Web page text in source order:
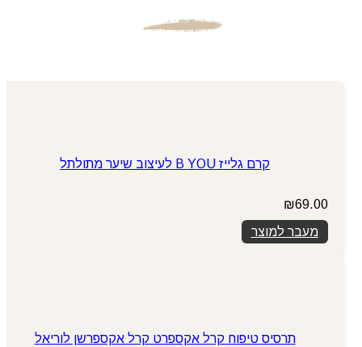
קרם גלייז B YOU לעיצוב שיער מתולתל
₪69.00
מעבר למוצר
תרסיס טיפוח קרל אקספרט קרל אקספרשן לוריאל